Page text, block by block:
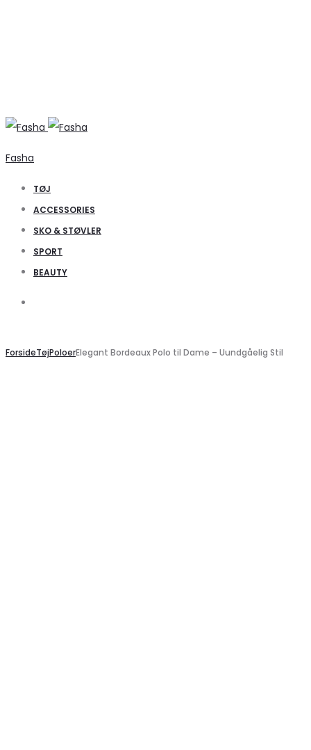
Fasha
TØJ
ACCESSORIES
SKO & STØVLER
SPORT
BEAUTY
ForsideTøjPoloerElegant Bordeaux Polo til Dame – Uundgåelig Stil